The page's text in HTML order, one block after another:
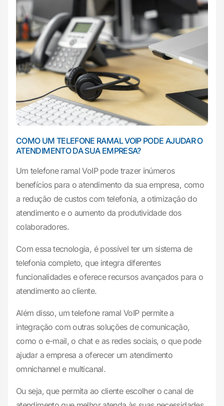
COMO UM TELEFONE RAMAL VOIP PODE AJUDAR O
ATENDIMENTO DA SUA EMPRESA?
Um telefone ramal VoIP pode trazer inúmeros
benefícios para o atendimento da sua empresa, como
a redução de custos com telefonia, a otimização do
atendimento e o aumento da produtividade dos
colaboradores.
Com essa tecnologia, é possível ter um sistema de
telefonia completo, que integra diferentes
funcionalidades e oferece recursos avançados para o
atendimento ao cliente.
Além disso, um telefone ramal VoIP permite a
integração com outras soluções de comunicação,
como o e-mail, o chat e as redes sociais, o que pode
ajudar a empresa a oferecer um atendimento
omnichannel e multicanal.
Ou seja, que permita ao cliente escolher o canal de